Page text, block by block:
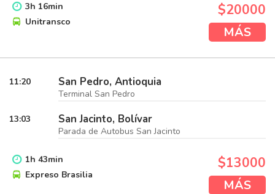
3h 16min
Unitransco
$20000
MÁS
11:20 San Pedro, Antioquia
Terminal San Pedro
13:03 San Jacinto, Bolívar
Parada de Autobus San Jacinto
1h 43min
Expreso Brasilia
$13000
MÁS